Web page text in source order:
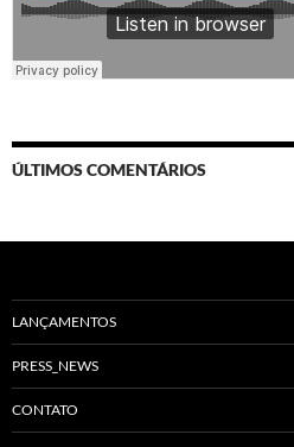
ÚLTIMOS COMENTÁRIOS
LANÇAMENTOS
PRESS_NEWS
CONTATO